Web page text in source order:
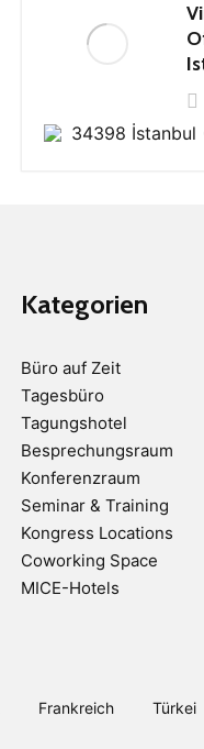
34398 İstanbul
Kategorien
Büro auf Zeit
Tagesbüro
Tagungshotel
Besprechungsraum
Konferenzraum
Seminar & Training
Kongress Locations
Coworking Space
MICE-Hotels
Frankreich Türkei